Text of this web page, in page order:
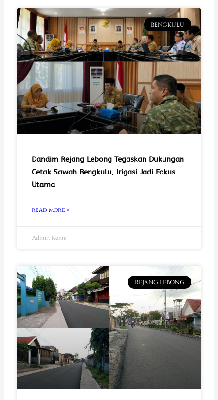
BENGKULU
Dandim Rejang Lebong Tegaskan Dukungan
Cetak Sawah Bengkulu, Irigasi Jadi Fokus
Utama
READ MORE »
Admin Keme
REJANG LEBONG